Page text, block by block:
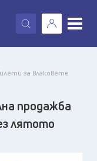
X
за влаковете
продажба
лятото